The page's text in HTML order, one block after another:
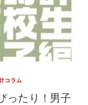
コラム
ったり！男子